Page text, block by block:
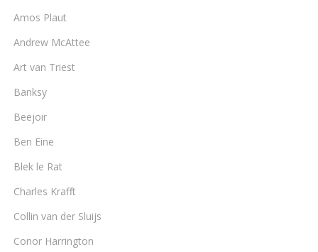
Amos Plaut
Andrew McAttee
Art van Triest
Banksy
Beejoir
Ben Eine
Blek le Rat
Charles Krafft
Collin van der Sluijs
Conor Harrington